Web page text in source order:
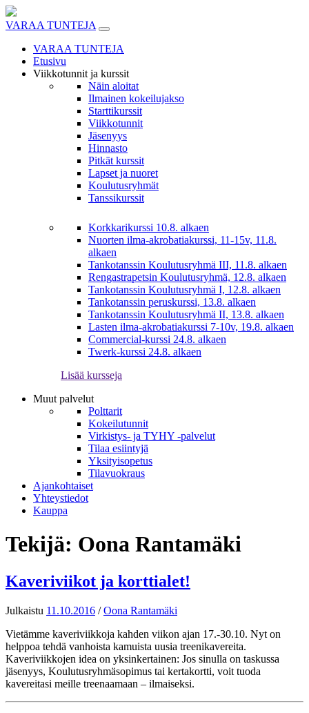
Skip
to
VARAA TUNTEJA
VARAA TUNTEJA
Etusivu
Viikkotunnit ja kurssit
Näin aloitat
Ilmainen kokeilujakso
Starttikurssit
Viikkotunnit
Jäsenyys
Hinnasto
Pitkät kurssit
Lapset ja nuoret
Koulutusryhmät
Tanssikurssit
Korkkarikurssi 10.8. alkaen
Nuorten ilma-akrobatiakurssi, 11-15v, 11.8.
alkaen
Tankotanssin Koulutusryhmä III, 11.8. alkaen
Rengastrapetsin Koulutusryhmä, 12.8. alkaen
Tankotanssin Koulutusryhmä I, 12.8. alkaen
Tankotanssin peruskurssi, 13.8. alkaen
Tankotanssin Koulutusryhmä II, 13.8. alkaen
Lasten ilma-akrobatiakurssi 7-10v, 19.8. alkaen
Commercial-kurssi 24.8. alkaen
Twerk-kurssi 24.8. alkaen
Lisää kursseja
Muut palvelut
Polttarit
Kokeilutunnit
Virkistys- ja TYHY -palvelut
Tilaa esiintyjä
Yksityisopetus
Tilavuokraus
Ajankohtaiset
Yhteystiedot
Kauppa
Tekijä: Oona Rantamäki
Kaveriviikot ja korttialet!
Julkaistu 11.10.2016 /Oona Rantamäki
Vietämme kaveriviikkoja kahden viikon ajan 17.-30.10. Nyt on
helppoa tehdä vanhoista kamuista uusia treenikavereita.
Kaveriviikkojen idea on yksinkertainen: Jos sinulla on taskussa
jäsenyys, Koulutusryhmäsopimus tai kertakortti, voit tuoda
kavereitasi meille treenaamaan – ilmaiseksi.